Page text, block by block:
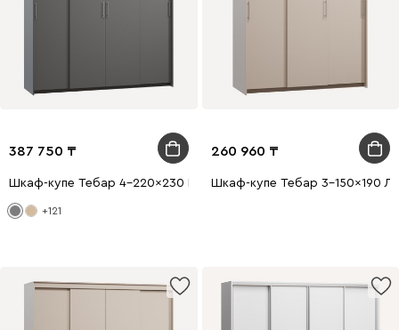
387 750
Шкаф-купе Тебар 4-220x230 Графитовый без зеркал
+121
260 960
Шкаф-купе Тебар 3-150x190